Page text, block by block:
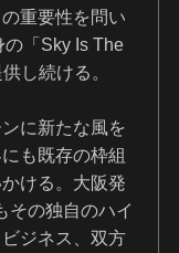
重要性を問い
「Sky Is The
し続ける。
に新たな風を
も既存の枠組
ける。大阪発
その独自のハイ
ジネス、双方